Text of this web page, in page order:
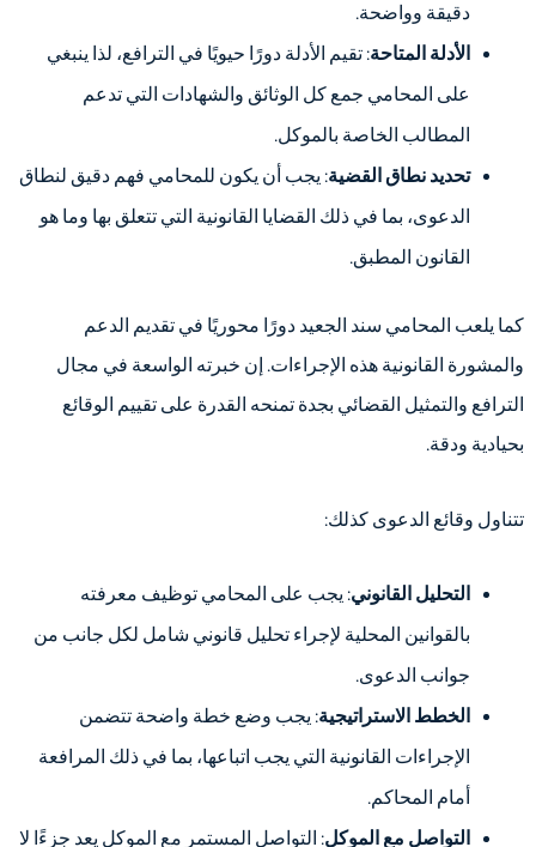
دقيقة وواضحة.
الأدلة المتاحة: تقيم الأدلة دورًا حيويًا في الترافع، لذا ينبغي
على المحامي جمع كل الوثائق والشهادات التي تدعم
المطالب الخاصة بالموكل.
تحديد نطاق القضية: يجب أن يكون للمحامي فهم دقيق لنطاق
الدعوى، بما في ذلك القضايا القانونية التي تتعلق بها وما هو
القانون المطبق.
كما يلعب المحامي سند الجعيد دورًا محوريًا في تقديم الدعم
والمشورة القانونية هذه الإجراءات. إن خبرته الواسعة في مجال
الترافع والتمثيل القضائي بجدة تمنحه القدرة على تقييم الوقائع
بحيادية ودقة.
تتناول وقائع الدعوى كذلك:
التحليل القانوني: يجب على المحامي توظيف معرفته
بالقوانين المحلية لإجراء تحليل قانوني شامل لكل جانب من
جوانب الدعوى.
الخطط الاستراتيجية: يجب وضع خطة واضحة تتضمن
الإجراءات القانونية التي يجب اتباعها، بما في ذلك المرافعة
أمام المحاكم.
التواصل مع الموكل: التواصل المستمر مع الموكل يعد جزءًا لا